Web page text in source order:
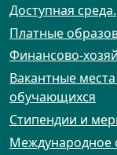
Доступная среда.
Платные
Финансово-
Вакантные
обучающихся
Стипендии и
Международное